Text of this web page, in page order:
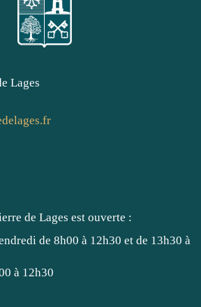
Lages
de Lages est ouverte :
de 8h00 à 12h30 et de 13h30 à
à 12h30